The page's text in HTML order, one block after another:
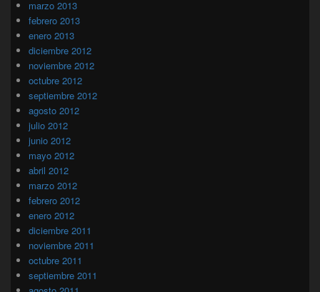
marzo 2013
febrero 2013
enero 2013
diciembre 2012
noviembre 2012
octubre 2012
septiembre 2012
agosto 2012
julio 2012
junio 2012
mayo 2012
abril 2012
marzo 2012
febrero 2012
enero 2012
diciembre 2011
noviembre 2011
octubre 2011
septiembre 2011